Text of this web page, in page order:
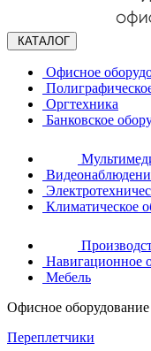
КАТАЛОГ
Офисное
Оргтехника
Банковское
Климатическое
Навигационное
Мебель
Офисное оборудование
Переплетчики